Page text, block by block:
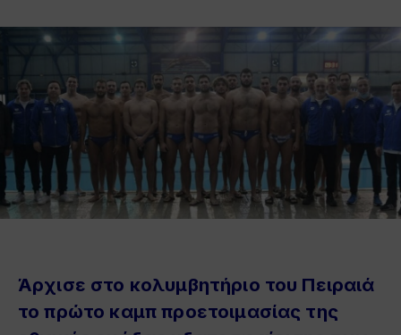
Άρχισε στο κολυμβητήριο του Πειραιά
το πρώτο καμπ προετοιμασίας της